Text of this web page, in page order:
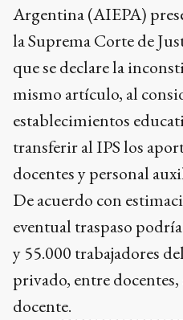
Argentina (AIEPA)
la Suprema Corte de
que se declare la
mismo artículo, al
establecimientos
transferir al IPS los
docentes y personal
De acuerdo con
eventual traspaso
y 55.000 trabajadores
privado, entre
docente.